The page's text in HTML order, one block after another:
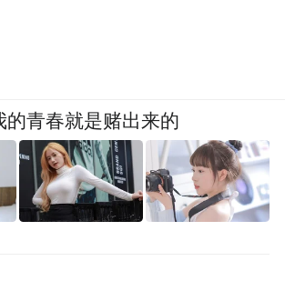
的青春就是赌出来的